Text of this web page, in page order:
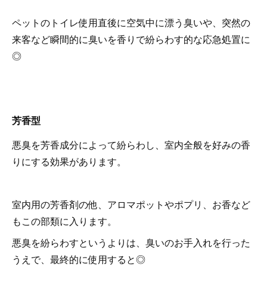
ペットのトイレ使用直後に空気中に漂う臭いや、突然の
来客など瞬間的に臭いを香りで紛らわす的な応急処置に
◎
芳香型
悪臭を芳香成分によって紛らわし、室内全般を好みの香
りにする効果があります。
室内用の芳香剤の他、アロマポットやポプリ、お香など
もこの部類に入ります。
悪臭を紛らわすというよりは、臭いのお手入れを行った
うえで、最終的に使用すると◎